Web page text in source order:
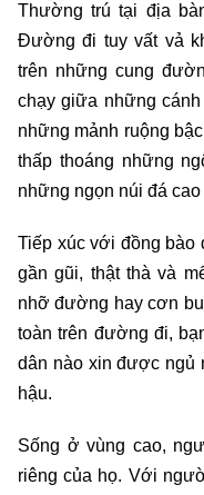
Thường trú tại địa
Đường đi tuy vất vả
trên những cung
chạy giữa những
những mảnh ruộng
thấp thoáng những
những ngọn núi đá
Tiếp xúc với đồng bào
gần gũi, thật thà và
nhỡ đường hay cơn
toàn trên đường đi,
dân nào xin được ngủ
hậu.
Sống ở vùng cao,
riêng của họ. Với